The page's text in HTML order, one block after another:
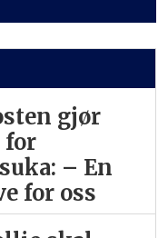
gjør
for
– En
for oss